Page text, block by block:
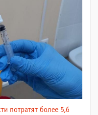
потратят более 5,6